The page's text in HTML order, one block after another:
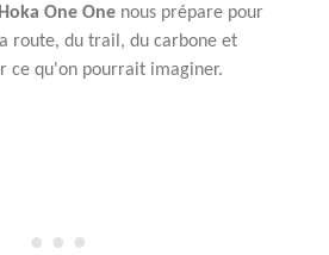
Hoka One One nous prépare pour
route, du trail, du carbone et
ce qu'on pourrait imaginer.